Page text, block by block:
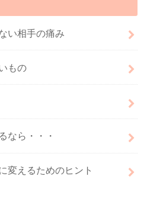
い相手の痛み
もの
なら・・・
変えるためのヒント